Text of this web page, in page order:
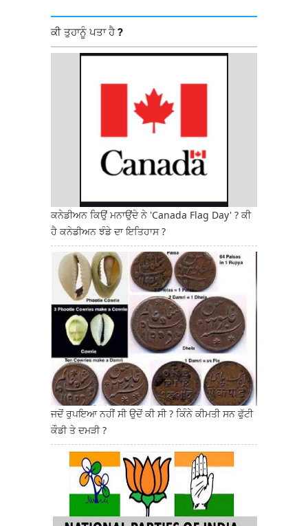
ਕੀ ਤੁਹਾਨੂੰ ਪਤਾ ਹੈ ?
ਕਨੇਡੀਅਨ ਕਿਉਂ ਮਨਾਉਂਦੇ ਨੇ 'Canada Flag Day' ? ਕੀ
ਹੈ ਕਨੇਡੀਅਨ ਝੰਡੇ ਦਾ ਇਤਿਹਾਸ ?
ਜਦੋਂ ਰੁਪਇਆ ਨਹੀਂ ਸੀ ਉਦੋਂ ਕੀ ਸੀ ? ਕਿੰਨੇ ਕੀਮਤੀ ਸਨ ਫੁੱਟੀ
ਕੌਡੀ ਤੇ ਦਮੜੀ ?